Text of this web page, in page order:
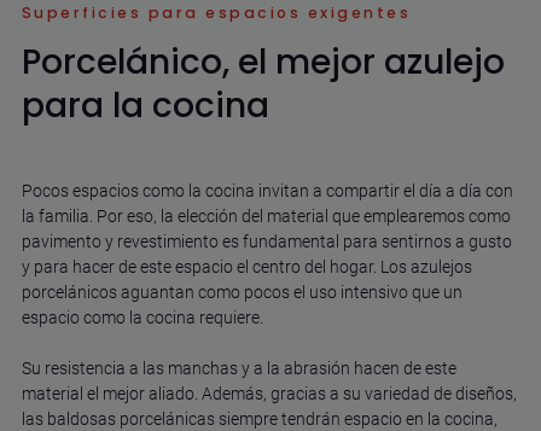
Superficies para espacios exigentes
Porcelánico, el mejor azulejo
para la cocina
Pocos espacios como la cocina invitan a compartir el día a día con
la familia. Por eso, la elección del material que emplearemos como
pavimento y revestimiento es fundamental para sentirnos a gusto
y para hacer de este espacio el centro del hogar. Los azulejos
porcelánicos aguantan como pocos el uso intensivo que un
espacio como la cocina requiere.
Su resistencia a las manchas y a la abrasión hacen de este
material el mejor aliado. Además, gracias a su variedad de diseños,
las baldosas porcelánicas siempre tendrán espacio en la cocina,